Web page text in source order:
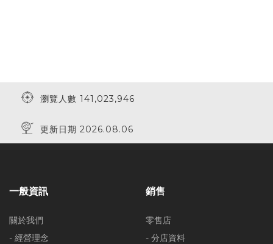
瀏覽人數 141,023,946
更新日期 2026.08.06
一般資訊
關於我們
- 經營理念
銷售
零售店
- 分店資料